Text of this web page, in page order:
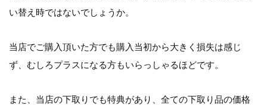
い替え時ではないでしょうか。
当店でご購入頂いた方でも購入当初から大きく損失は感じ
ず、むしろプラスになる方もいらっしゃるほどです。
また、当店の下取りでも特典があり、全ての下取り品の価格